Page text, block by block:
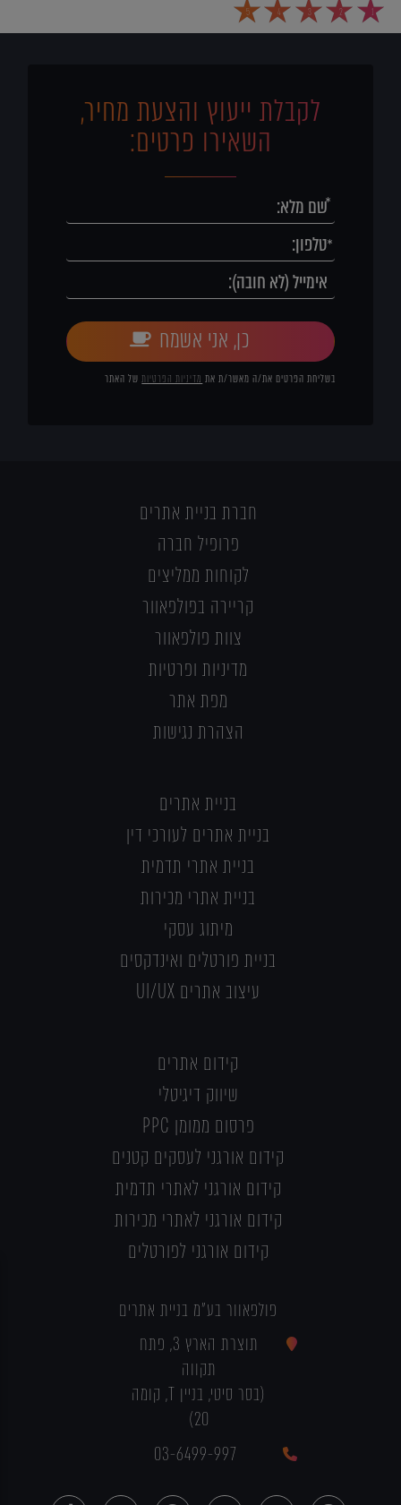
1
2
3
4
5
לקבלת ייעוץ והצעת מחיר,
השאירו פרטים:
כן, אני אשמח
בשליחת הפרטים את/ה מאשר/ת את מדיניות הפרטיותשל האתר
חברת בניית אתרים
פרופיל חברה
לקוחות ממליצים
קריירה בפולפאוור
צוות פולפאוור
מדיניות ופרטיות
מפת אתר
הצהרת נגישות
בניית אתרים
בניית אתרים לעורכי דין
בניית אתרי תדמית
בניית אתרי מכירות
מיתוג עסקי
בניית פורטלים ואינדקסים
עיצוב אתרים UI/UX
קידום אתרים
שיווק דיגיטלי
פרסום ממומן PPC
קידום אורגני לעסקים קטנים
קידום אורגני לאתרי תדמית
קידום אורגני לאתרי מכירות
קידום אורגני לפורטלים
פולפאוור בע"מ בניית אתרים
תוצרת הארץ 3, פתח
תקווה
(בסר סיטי, בניין T, קומה
20)
03-6499-997